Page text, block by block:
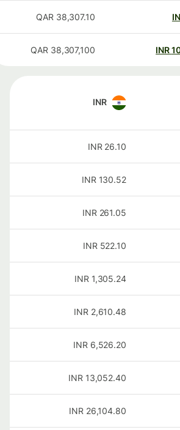
38,307.10
QAR
INR
38,307,100
QAR
INR
26.10
INR
130.52
INR
261.05
INR
522.10
INR
1,305.24
INR
2,610.48
INR
6,526.20
INR
13,052.40
INR
26,104.80
INR